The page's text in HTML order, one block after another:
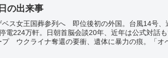
の出来事
ス女王国葬参列へ 即位後初の外国。台風14号、
224万軒。日朝首脳会談20年、近年は公式対話も
ウクライナ奪還の要衝、遺体に暴力の痕。「オ